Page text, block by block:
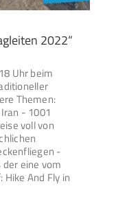
2022“
Uhr beim
Themen:
- 1001
voll von
-
eine vom
And Fly in